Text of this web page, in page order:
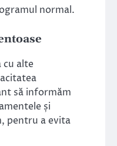
normal.
cu alte
să informăm
și
pentru a evita